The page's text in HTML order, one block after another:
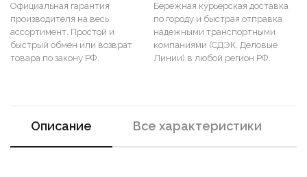
Официальная гарантия
производителя на весь
ассортимент. Простой и
быстрый обмен или возврат
товара по закону РФ.
Бережная курьерская доставка
по городу и быстрая отправка
надежными транспортными
компаниями (СДЭК, Деловые
Линии) в любой регион РФ.
Описание Все характеристики